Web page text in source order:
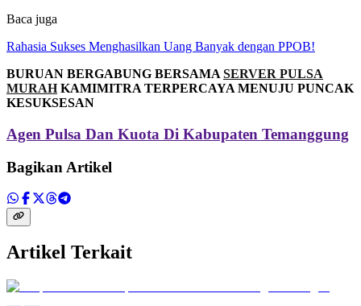
Baca juga
Rahasia Sukses Menghasilkan Uang Banyak dengan PPOB!
BURUAN BERGABUNG BERSAMA SERVER PULSA
MURAHKAMIMITRA TERPERCAYA MENUJU PUNCAK
KESUKSESAN
Agen Pulsa Dan Kuota Di Kabupaten Temanggung
Bagikan Artikel
Artikel Terkait